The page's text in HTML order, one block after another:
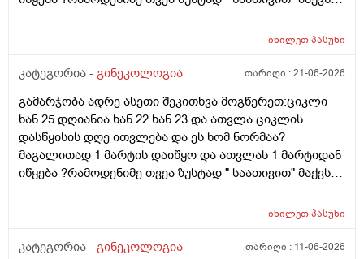
მეშინია კიდევ ხომ არ ჩამოიწევს? მინდა რომ 25 ან
განმავლობაში ? შესაძლოა ისევ 23 ან 25 დღიანი
რამეა.ზოგადად წლებია აუტოიმონური თირეოდიტი
მაქვს.ხშირად მაქვს სანერვიულო.რითი შეიძლება
უნდაცკვების სახით რომ ვმართო ციკლის დღეები?
პასუხიც მივიღე და არა, ყველაფერი ჩვეულებრივადაა
არც ჭარბი სისხლდება არ არის.ადრე რომ 7 დღემდე
მითხარით რომ შეიმოწმეთო ტიესეიჩი და კიდევ სხვა
ასაკი 40
იხილეთპასუხი
კატეგორია - გინეკოლოგია თარიღი :21-06-2026
გამარჯობა ადრე ასეთი შეკითხვა მოგწერეთ:ციკლი
ხან 25 დღიანია ხან 22 ხან 23 და ათვლა ციკლის
დასწყისის დღე ითვლება და ეს ხომ ნორმაა?
მაგალითად 1 მარტის დაიწყო და ათვლას 1 მარტიდან
იწყება ?რამოდენიმე თვეა ზუსტად " საათივით" მაქვს
მეშინია კიდევ ხომ არ ჩამოიწევს? მინდა რომ 25 ან
განმავლობაში ? შესაძლოა ისევ 23 ან 25 დღიანი
იხილეთპასუხი
კატეგორია - გინეკოლოგია თარიღი : 11-06-2026